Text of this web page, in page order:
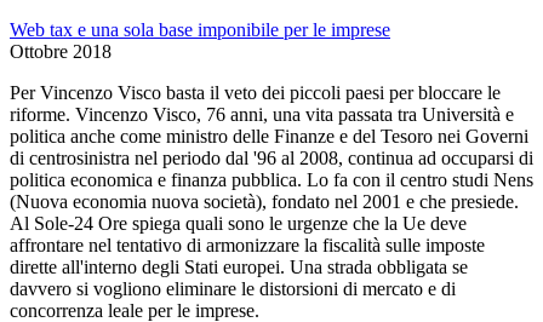
Web tax e una sola base imponibile per le imprese
Ottobre 2018
Per Vincenzo Visco basta il veto dei piccoli paesi per bloccare le
riforme. Vincenzo Visco, 76 anni, una vita passata tra Università e
politica anche come ministro delle Finanze e del Tesoro nei Governi
di centrosinistra nel periodo dal '96 al 2008, continua ad occuparsi di
politica economica e finanza pubblica. Lo fa con il centro studi Nens
(Nuova economia nuova società), fondato nel 2001 e che presiede.
Al Sole-24 Ore spiega quali sono le urgenze che la Ue deve
affrontare nel tentativo di armonizzare la fiscalità sulle imposte
dirette all'interno degli Stati europei. Una strada obbligata se
davvero si vogliono eliminare le distorsioni di mercato e di
concorrenza leale per le imprese.